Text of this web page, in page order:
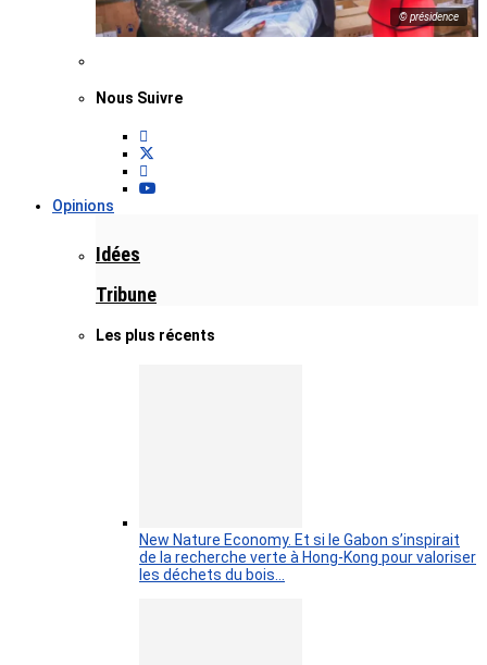
© présidence
Nous Suivre
Opinions
Idées
Tribune
Les plus récents
New Nature Economy. Et si le Gabon s’inspirait
de la recherche verte à Hong-Kong pour valoriser
les déchets du bois…